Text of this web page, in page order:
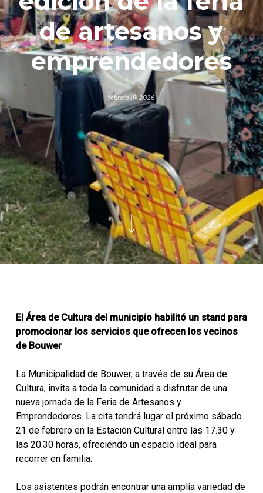
de artesanos y
emprendedores
febrero 19, 2026
El Área de Cultura del municipio habilitó un stand para
promocionar los servicios que ofrecen los vecinos
de Bouwer
La Municipalidad de Bouwer, a través de su Área de
Cultura, invita a toda la comunidad a disfrutar de una
nueva jornada de la Feria de Artesanos y
Emprendedores. La cita tendrá lugar el próximo sábado
21 de febrero en la Estación Cultural entre las 17.30 y
las 20.30 horas, ofreciendo un espacio ideal para
recorrer en familia.
Los asistentes podrán encontrar una amplia variedad de